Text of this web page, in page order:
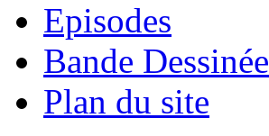
Episodes
Bande Dessinée
Plan du site